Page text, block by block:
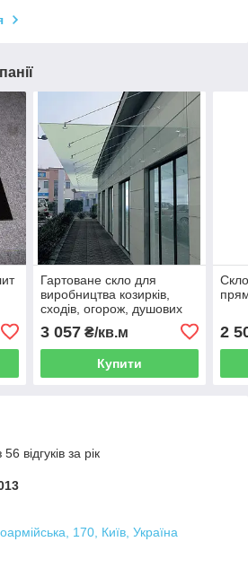
Гартоване скло для
виробництва козирків,
сходів, огорож, душових
кабін,меблів.загартоване
скло.
3 057₴/кв.м
Купити
2
відгуків за рік
170, Київ, Україна